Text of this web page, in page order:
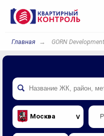
Главная GORN Development
Москва